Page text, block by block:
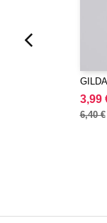
3,99
6,40 €